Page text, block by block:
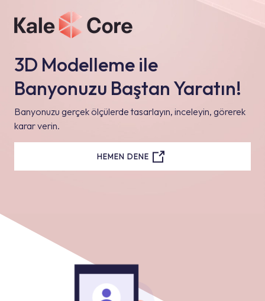
3D Modelleme ile
Banyonuzu Baştan Yaratın!
Banyonuzu gerçek ölçülerde tasarlayın, inceleyin, görerek
karar verin.
HEMEN DENE